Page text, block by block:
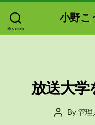
Search
小野こ
放送大学
PostBy 管理